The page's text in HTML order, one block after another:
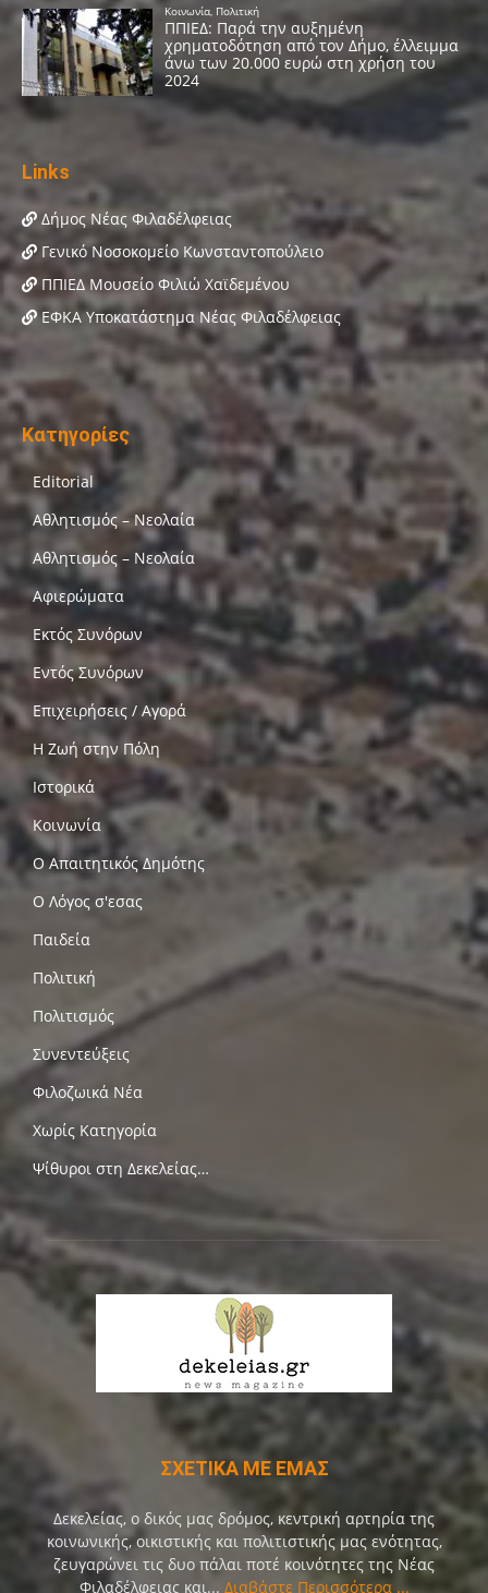
Links
Δήμος Νέας Φιλαδέλφειας
Γενικό Νοσοκομείο Κωνσταντοπούλειο
ΠΠΙΕΔ Μουσείο Φιλιώ Χαϊδεμένου
ΕΦΚΑ Υποκατάστημα Νέας Φιλαδέλφειας
Κατηγορίες
Editorial
Αθλητισμός – Νεολαία
Αθλητισμός – Νεολαία
Αφιερώματα
Εκτός Συνόρων
Εντός Συνόρων
Επιχειρήσεις / Αγορά
Η Ζωή στην Πόλη
Ιστορικά
Κοινωνία
Ο Απαιτητικός Δημότης
Ο Λόγος σ'εσας
Παιδεία
Πολιτική
Πολιτισμός
Συνεντεύξεις
Φιλοζωικά Νέα
Χωρίς Κατηγορία
Ψίθυροι στη Δεκελείας…
ΣΧΕΤΙΚΑ ΜΕ ΕΜΑΣ
Δεκελείας, ο δικός μας δρόμος, κεντρική αρτηρία της
κοινωνικής, οικιστικής και πολιτιστικής μας ενότητας,
ζευγαρώνει τις δυο πάλαι ποτέ κοινότητες της Νέας
Φιλαδέλφειας και... Διαβάστε Περισσότερα ...